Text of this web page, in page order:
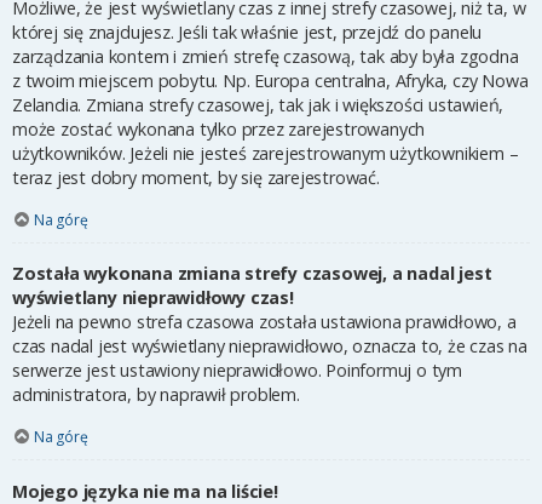
Możliwe, że jest wyświetlany czas z innej strefy czasowej, niż ta, w
której się znajdujesz. Jeśli tak właśnie jest, przejdź do panelu
zarządzania kontem i zmień strefę czasową, tak aby była zgodna
z twoim miejscem pobytu. Np. Europa centralna, Afryka, czy Nowa
Zelandia. Zmiana strefy czasowej, tak jak i większości ustawień,
może zostać wykonana tylko przez zarejestrowanych
użytkowników. Jeżeli nie jesteś zarejestrowanym użytkownikiem –
teraz jest dobry moment, by się zarejestrować.
Na górę
Została wykonana zmiana strefy czasowej, a nadal jest
wyświetlany nieprawidłowy czas!
Jeżeli na pewno strefa czasowa została ustawiona prawidłowo, a
czas nadal jest wyświetlany nieprawidłowo, oznacza to, że czas na
serwerze jest ustawiony nieprawidłowo. Poinformuj o tym
administratora, by naprawił problem.
Na górę
Mojego języka nie ma na liście!